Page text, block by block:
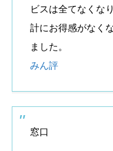
ビスは全てなくな
計にお得感がなく
ました。
みん評
窓口